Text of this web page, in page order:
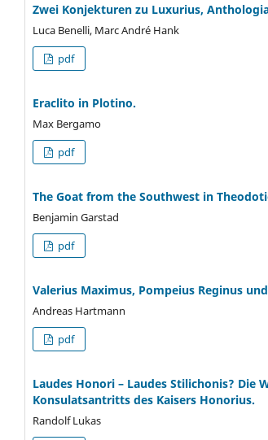
Zwei Konjekturen zu Luxurius,
Luca Benelli, Marc André Hank
pdf
Eraclito in Plotino.
Max Bergamo
pdf
The Goat from the Southwest in
Benjamin Garstad
pdf
Valerius Maximus, Pompeius Reginus
Andreas Hartmann
pdf
Laudes Honori – Laudes Stilichonis?
Konsulatsantritts des Kaisers Honorius.
Randolf Lukas